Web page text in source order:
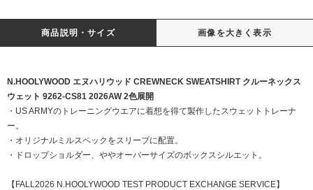
商品説明・サイズ 画像を大きく表示
N.HOOLYWOOD エヌハリウッド CREWNECK SWEATSHIRT クルーネックス
ウェット 9262-CS81 2026AW 2色展開
・US ARMYのトレーニングウエアに着想を得て製作したスウェットトレーナ
ー。
・オリジナルミルスペックをスリーブに配置。
・ドロップショルダー、ややオーバーサイズのボックスシルエット。
【FALL2026 N.HOOLYWOOD TEST PRODUCT EXCHANGE SERVICE】